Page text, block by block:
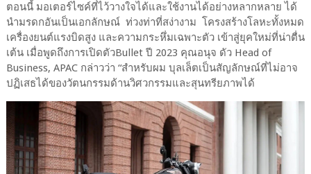
ตอนนี้ มอเตอร์ไซค์ที่ไว้วางใจได้และใช้งานได้อย่างหลากหลาย ได้
นำมรดกอันเป็นเอกลักษณ์ ท่วงท่าที่สง่างาม โครงสร้างโลหะทั้งหมด
เครื่องยนต์แรงบิดสูง และความกระหึ่มเฉพาะตัว เข้าสู่ยุคใหม่ที่น่าตื่น
เต้น เมื่อพูดถึงการเปิดตัวBullet ปี 2023 คุณอนุจ ดัว Head of
Business, APAC กล่าวว่า “สำหรับผม บุลเล็ตเป็นสัญลักษณ์ที่ไม่อาจ
ปฏิเสธได้ของวัตนกรรมด้านวิศวกรรมและสุนทรียภาพได้